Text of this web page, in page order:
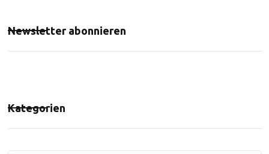
Newsletter abonnieren
Kategorien